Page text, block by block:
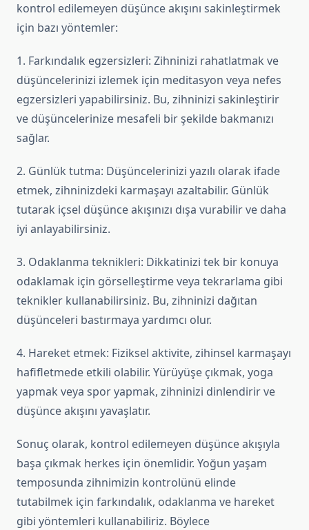
kontrol edilemeyen düşünce akışını sakinleştirmek
için bazı yöntemler:
1. Farkındalık egzersizleri: Zihninizi rahatlatmak ve
düşüncelerinizi izlemek için meditasyon veya nefes
egzersizleri yapabilirsiniz. Bu, zihninizi sakinleştirir
ve düşüncelerinize mesafeli bir şekilde bakmanızı
sağlar.
2. Günlük tutma: Düşüncelerinizi yazılı olarak ifade
etmek, zihninizdeki karmaşayı azaltabilir. Günlük
tutarak içsel düşünce akışınızı dışa vurabilir ve daha
iyi anlayabilirsiniz.
3. Odaklanma teknikleri: Dikkatinizi tek bir konuya
odaklamak için görselleştirme veya tekrarlama gibi
teknikler kullanabilirsiniz. Bu, zihninizi dağıtan
düşünceleri bastırmaya yardımcı olur.
4. Hareket etmek: Fiziksel aktivite, zihinsel karmaşayı
hafifletmede etkili olabilir. Yürüyüşe çıkmak, yoga
yapmak veya spor yapmak, zihninizi dinlendirir ve
düşünce akışını yavaşlatır.
Sonuç olarak, kontrol edilemeyen düşünce akışıyla
başa çıkmak herkes için önemlidir. Yoğun yaşam
temposunda zihnimizin kontrolünü elinde
tutabilmek için farkındalık, odaklanma ve hareket
gibi yöntemleri kullanabiliriz. Böylece